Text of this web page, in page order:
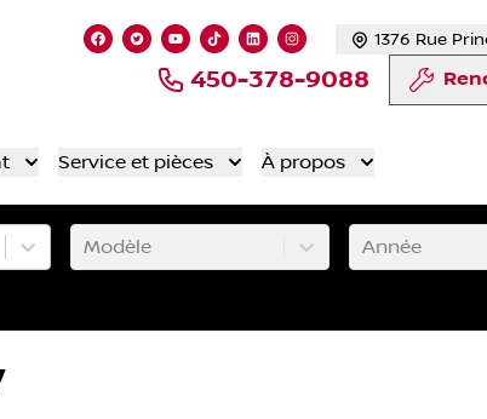
450-378-9088
Lien vers notre page facebook
Lien vers notre compte Twitter
Lien vers notre chaîne YouTube
Lien vers notre compte
Lien vers notre compte
Lien vers notre
1376 Rue
Service et pièces À propos
Modèle Année